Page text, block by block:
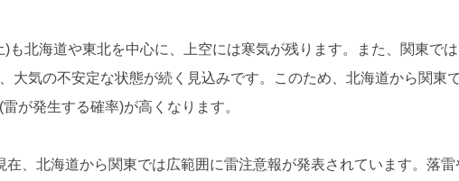
)も北海道や東北を中心に、上空には寒気が残ります。また、関東で
、大気の不安定な状態が続く見込みです。このため、北海道から関東
が発生する確率)が高くなります。
在、北海道から関東では広範囲に雷注意報が発表されています。落